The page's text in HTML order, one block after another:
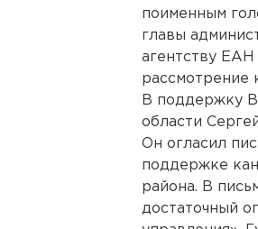
поименным
главы
агентству
рассмотрение
В поддержку
области
Он огласил
поддержке
района. В
достаточный